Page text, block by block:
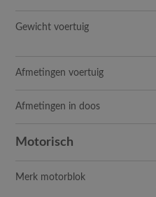
Gewicht voertuig
Afmetingen voertuig
Afmetingen in doos
Motorisch
Merk motorblok